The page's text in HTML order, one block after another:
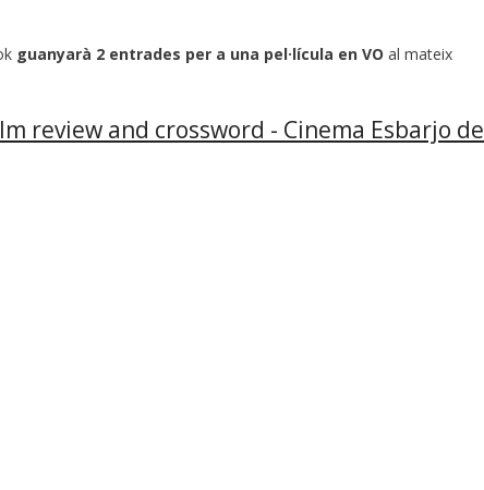
guanyarà 2 entrades per a una pel·lícula en VO al mateix
review and crossword - Cinema Esbarjo de